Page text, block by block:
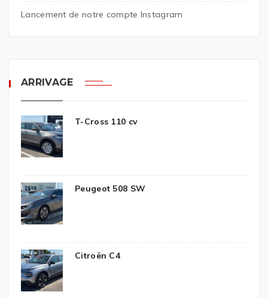
Lancement de notre compte Instagram
ARRIVAGE
T-Cross 110 cv
Peugeot 508 SW
Citroën C4